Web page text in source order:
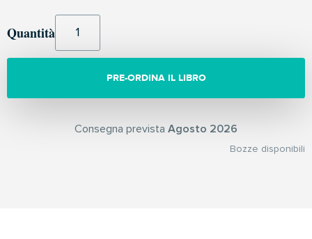
Quantità
PRE-ORDINA IL LIBRO
Consegna prevista Agosto 2026
Bozze disponibili